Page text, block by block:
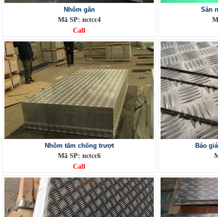
Nhôm gân
Mã SP: nctcc4
Call
Sàn
Nhôm tấm chống trượt
Mã SP: nctcc6
Call
Báo